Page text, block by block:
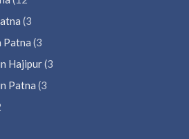
(3
Patna (3
Hajipur(3
Patna (3